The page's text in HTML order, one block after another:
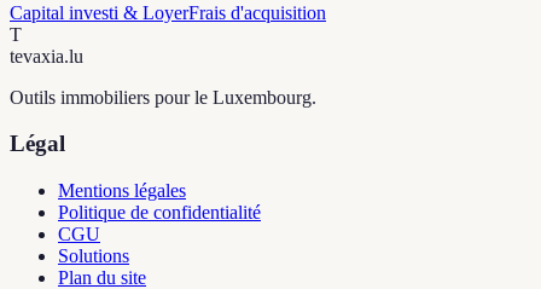
Capital investi & LoyerFrais d'acquisition
T
tevaxia.lu
Outils immobiliers pour le Luxembourg.
Légal
Mentions légales
Politique de confidentialité
CGU
Solutions
Plan du site